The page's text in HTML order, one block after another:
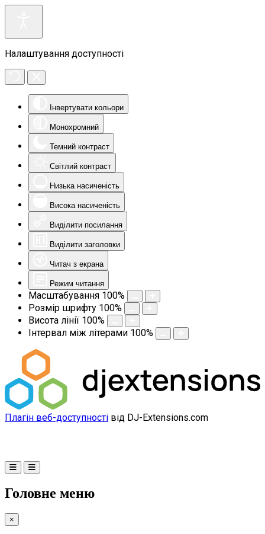
Налаштування доступності
Інвертувати кольори
Монохромний
Темний контраст
Світлий контраст
Низька насиченість
Висока насиченість
Виділити посилання
Виділити заголовки
Читач з екрана
Режим читання
Масштабування 100%
Розмір шрифту 100%
Висота лінії 100%
Інтервал між літерами 100%
Плагін веб-доступності від DJ-Extensions.com
Головне меню
×